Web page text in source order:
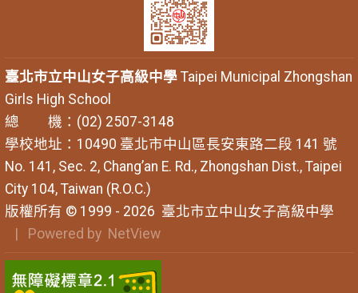
臺北市立中山女子高級中學Taipei Municipal Zhongshan
Girls High School
總 機：(02) 2507-3148
學校地址：10490 臺北市中山區長安東路二段 141 號
No. 141, Sec. 2, Chang’an E. Rd., Zhongshan Dist., Taipei
City 104, Taiwan (R.O.C.)
版權所有 © 1999 - 2026 臺北市立中山女子高級中學
| Powered by NetView